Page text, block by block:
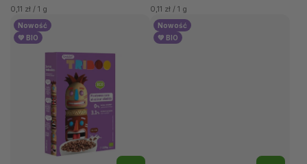
0,11 zł / 1 g 0,11 zł / 1 g
Nowość
💚 BIO
Nowość
💚 BIO